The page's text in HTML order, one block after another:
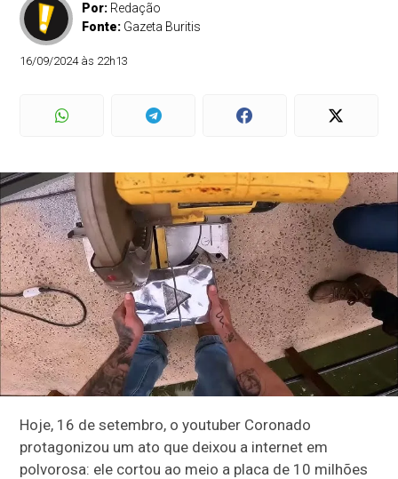
Por: Redação
Fonte: Gazeta Buritis
16/09/2024 às 22h13
Hoje, 16 de setembro, o youtuber Coronado
protagonizou um ato que deixou a internet em
polvorosa: ele cortou ao meio a placa de 10 milhões